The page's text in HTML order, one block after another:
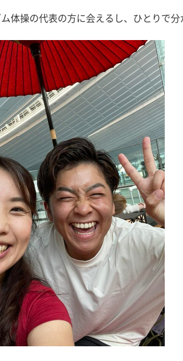
体操の代表の方に会えるし、ひとりで